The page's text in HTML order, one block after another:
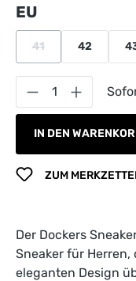
EU
41
(Diese Option ist
42
Produkt
IN DEN
ZUM
Der Dockers
Sneaker für
eleganten Design